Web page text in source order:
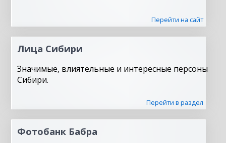
Перейти на сайт
Лица Сибири
Значимые, влиятельные и интересные персоны
Сибири.
Перейти в раздел
Фотобанк Бабра